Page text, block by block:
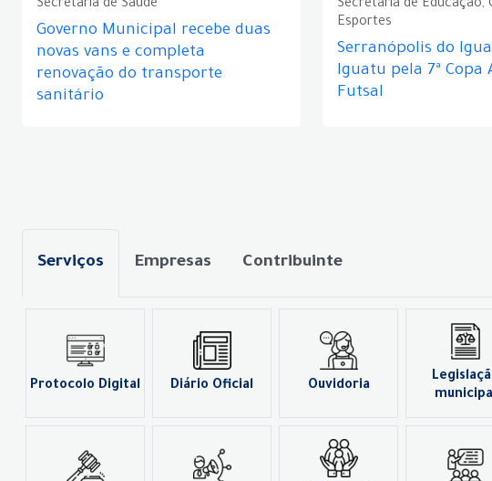
Secretaria de Saúde
Governo Municipal recebe duas
novas vans e completa
renovação do transporte
sanitário
Secretaria de Educação,
Esportes
Serranópolis do
Iguatu pela 7ª Copa
Futsal
Serviços Empresas Contribuinte
Protocolo Digital Diário Oficial Ouvidoria